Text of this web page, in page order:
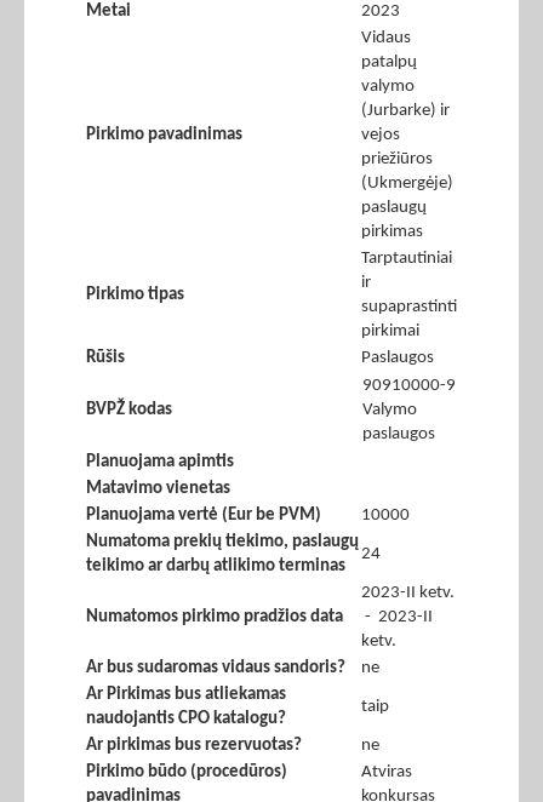
Metai 2023
Pirkimo pavadinimas
Vidaus
patalpų
valymo
(Jurbarke) ir
vejos
priežiūros
(Ukmergėje)
paslaugų
pirkimas
Pirkimo tipas
Tarptautiniai
ir
supaprastinti
pirkimai
Rūšis
Paslaugos
BVPŽ kodas
90910000-9
Valymo
paslaugos
Planuojama apimtis
Matavimo vienetas
Planuojama vertė (Eur be PVM)
10000
Numatoma prekių tiekimo, paslaugų
teikimo ar darbų atlikimo terminas
24
Numatomos pirkimo pradžios data
2023-II ketv.
- 2023-II
ketv.
Ar bus sudaromas vidaus sandoris?
ne
Ar Pirkimas bus atliekamas
naudojantis CPO katalogu?
taip
Ar pirkimas bus rezervuotas?
ne
Pirkimo būdo (procedūros)
pavadinimas
Atviras
konkursas